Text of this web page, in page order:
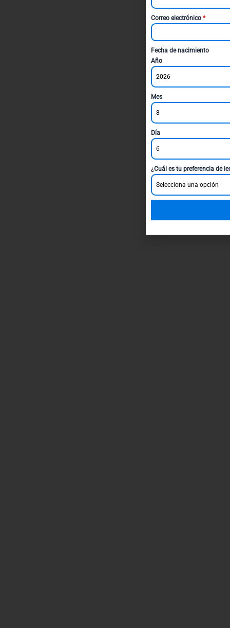
Correo electrónico *
Fecha de nacimiento
Año
2026
Mes
8
Día
6
¿Cuál es tu preferencia de
Selecciona una opción